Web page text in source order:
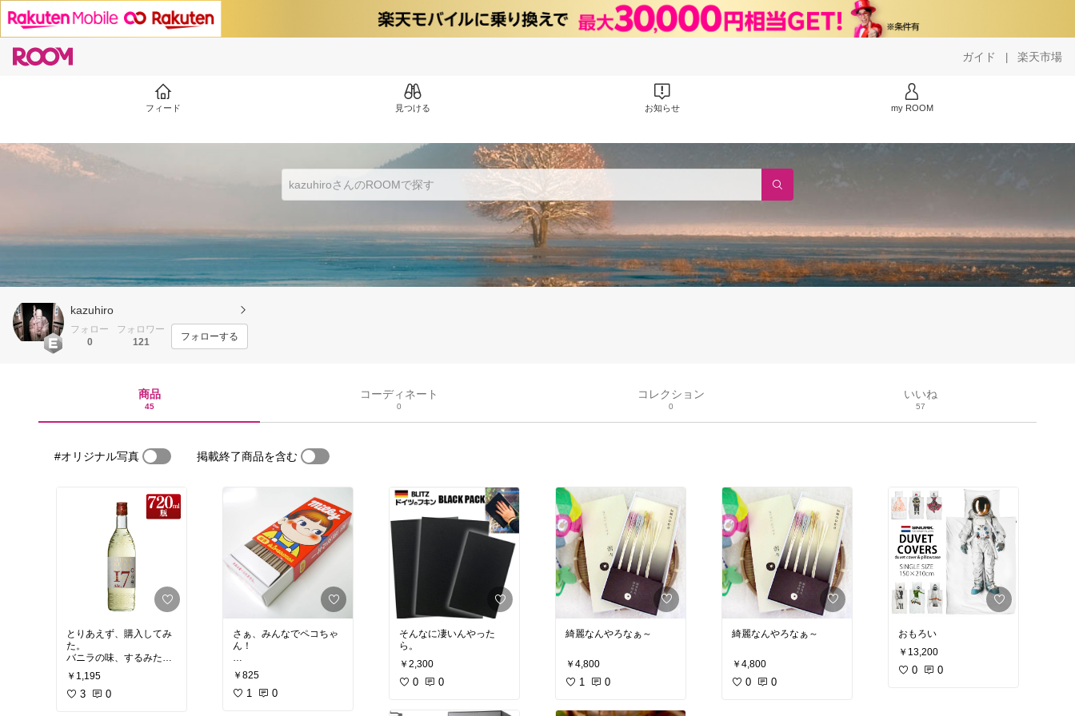
ガイド | 楽天市場
フィード 見つける お知らせ my ROOM
kazuhiro
フォロー
0
フォロワー
121
フォローする
商品
45
コーディネート
0
コレクション
0
いいね
57
#オリジナル写真 掲載終了商品を含む
とりあえず、購入してみ
た。
バニラの味、するみた
い。
￥1,195
3 0
さぁ、みんなでペコちゃ
ん！
￥825
1 0
そんなに凄いんやった
ら。
￥2,300
0 0
綺麗なんやろなぁ～
￥4,800
1 0
綺麗なんやろなぁ～
￥4,800
0 0
おもろい
￥13,200
0 0